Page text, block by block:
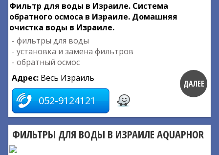
Фильтр для воды в Израиле. Система
обратного осмоса в Израиле. Домашняя
очистка воды в Израиле.
- фильтры для воды
- установка и замена фильтров
- обратный осмос
Адрес: Весь Израиль
052-9124121
ДАЛЕЕ
ФИЛЬТРЫ ДЛЯ ВОДЫ В ИЗРАИЛЕ AQUAPHOR